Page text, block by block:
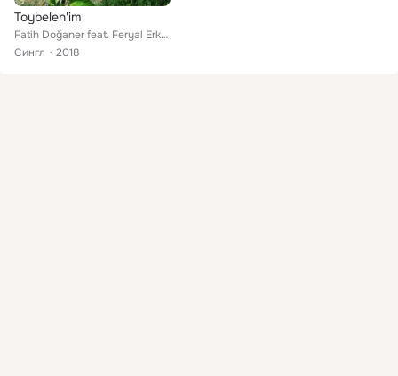
Toybelen'im
Fatih Doğaner feat. Feryal Erkan
Сингл
2018